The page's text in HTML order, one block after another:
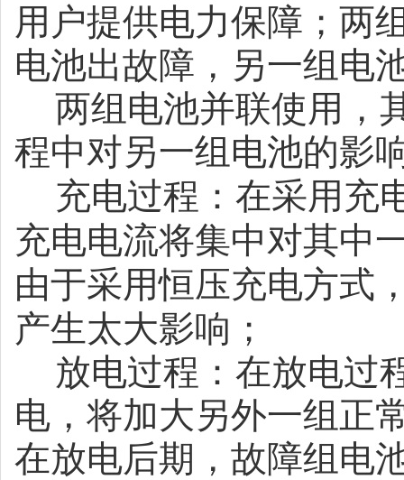
用户提供电力保障；两
电池出故障，另一组电
两组电池并联使用，
程中对另一组电池的影
充电过程：在采用充
充电电流将集中对其中
由于采用恒压充电方式
产生太大影响；
放电过程：在放电过
电，将加大另外一组正
在放电后期，故障组电